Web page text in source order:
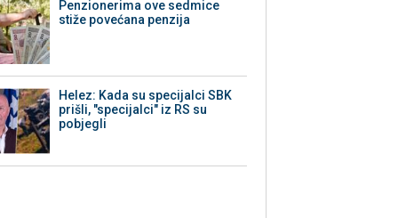
Penzionerima ove sedmice
stiže povećana penzija
Helez: Kada su specijalci SBK
prišli, "specijalci" iz RS su
pobjegli